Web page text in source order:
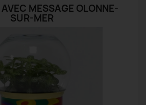
MESSAGE OLONNE-
SUR-MER